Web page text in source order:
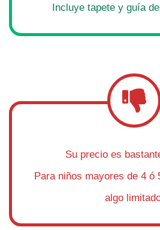
Incluye tapete y guía
Su precio es
Para niños mayores de 4 ó
algo